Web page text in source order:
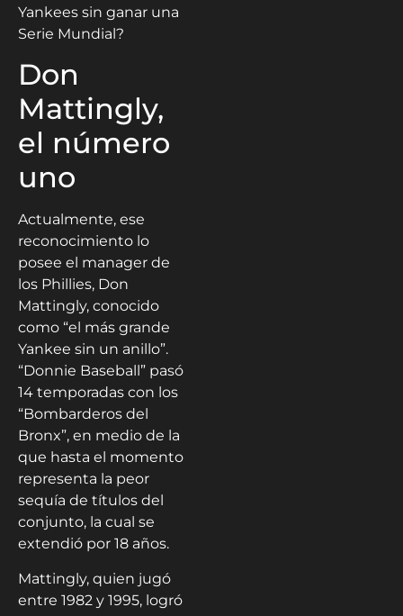
Yankees sin ganar una
Serie Mundial?
Don
Mattingly,
el número
uno
Actualmente, ese
reconocimiento lo
posee el manager de
los Phillies, Don
Mattingly, conocido
como “el más grande
Yankee sin un anillo”.
“Donnie Baseball” pasó
14 temporadas con los
“Bombarderos del
Bronx”, en medio de la
que hasta el momento
representa la peor
sequía de títulos del
conjunto, la cual se
extendió por 18 años.
Mattingly, quien jugó
entre 1982 y 1995, logró